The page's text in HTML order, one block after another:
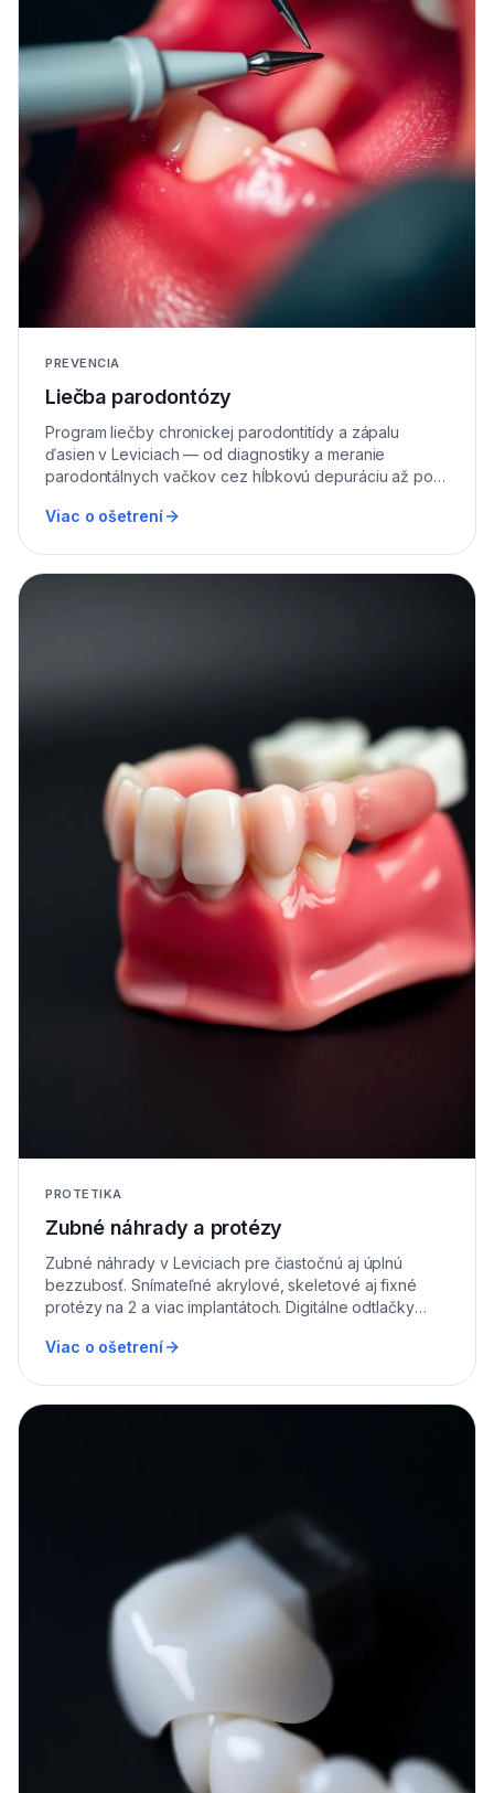
PREVENCIA
Liečba parodontózy
Program liečby chronickej parodontitídy a zápalu
ďasien v Leviciach — od diagnostiky a meranie
parodontálnych vačkov cez hĺbkovú depuráciu až po
Viac o ošetrení
PROTETIKA
Zubné náhrady a protézy
Zubné náhrady v Leviciach pre čiastočnú aj úplnú
bezzubosť. Snímateľné akrylové, skeletové aj fixné
protézy na 2 a viac implantátoch. Digitálne odtlačky
Viac o ošetrení